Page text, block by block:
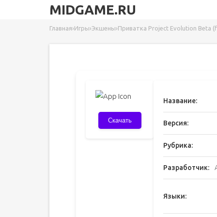
MIDGAME.RU
Главная›Игры›Экшены›Приватка Project Evolution Beta
Скачать
Название:
Версия:
Рубрика:
Разработчик:
Языки: